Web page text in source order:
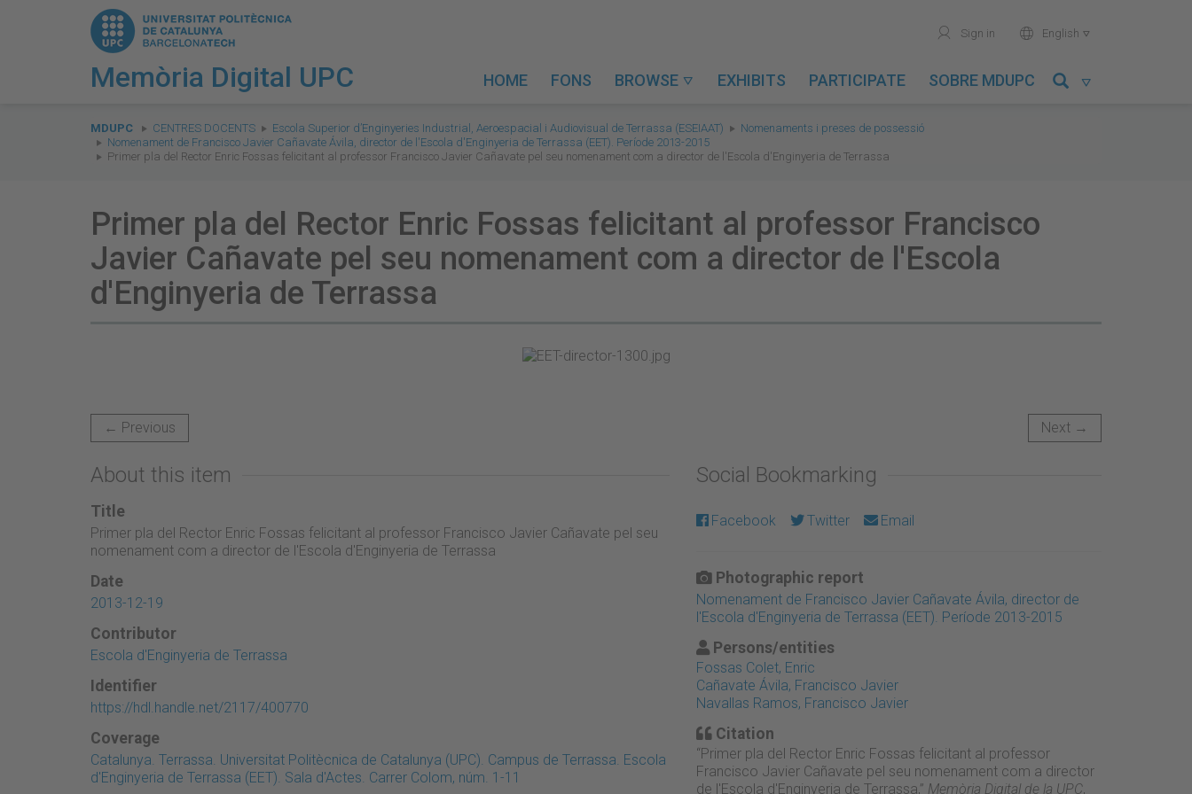
Memòria Digital UPC
user Sign in world English 
HOME FONS BROWSE  EXHIBITS PARTICIPATE SOBRE MDUPC 
are
here:
MDUPC CENTRES DOCENTS Escola Superior d’Enginyeries Industrial, Aeroespacial i Audiovisual de Terrassa (ESEIAAT)
Nomenaments i preses de possessió
Nomenament de Francisco Javier Cañavate Ávila, director de l'Escola d'Enginyeria de Terrassa (EET). Període 2013-2015
Primer pla del Rector Enric Fossas felicitant al professor Francisco Javier Cañavate pel seu nomenament com a director de l'Escola d'Enginyeria de Terrassa
Primer pla del Rector Enric Fossas felicitant al professor Francisco
Javier Cañavate pel seu nomenament com a director de l'Escola
d'Enginyeria de Terrassa
← Previous Next →
About this item
Title
Primer pla del Rector Enric Fossas felicitant al professor Francisco Javier Cañavate pel seu
nomenament com a director de l'Escola d'Enginyeria de Terrassa
Date
2013-12-19
Contributor
Escola d'Enginyeria de Terrassa
Identifier
https://hdl.handle.net/2117/400770
Coverage
Catalunya. Terrassa. Universitat Politècnica de Catalunya (UPC). Campus de Terrassa. Escola
d'Enginyeria de Terrassa (EET). Sala d'Actes. Carrer Colom, núm. 1-11
Social Bookmarking
Facebook Twitter Email
Photographic report
Nomenament de Francisco Javier Cañavate Ávila, director de
l'Escola d'Enginyeria de Terrassa (EET). Període 2013-2015
Persons/entities
Fossas Colet, Enric
Cañavate Ávila, Francisco Javier
Navallas Ramos, Francisco Javier
Citation
“Primer pla del Rector Enric Fossas felicitant al professor
Francisco Javier Cañavate pel seu nomenament com a director
de l'Escola d'Enginyeria de Terrassa,” Memòria Digital de la UPC,